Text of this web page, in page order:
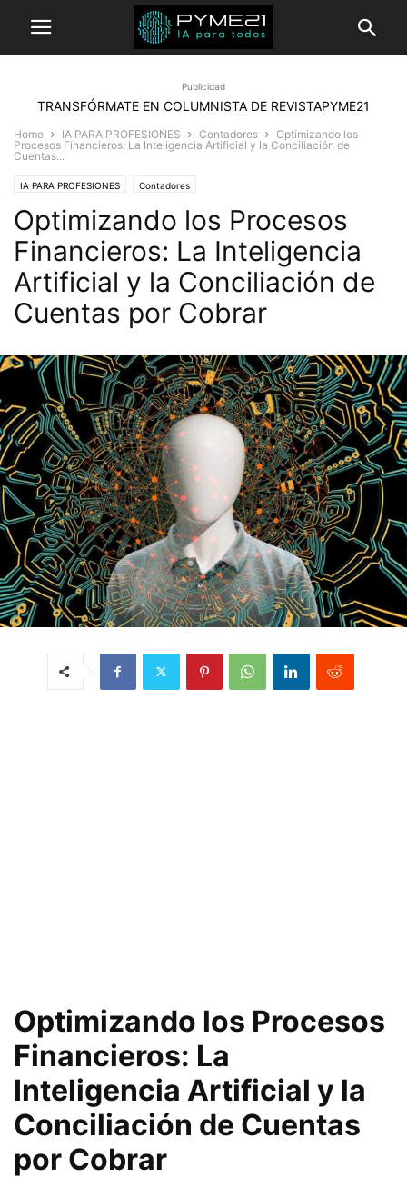
Publicidad
TRANSFÓRMATE EN COLUMNISTA DE REVISTAPYME21
Home IA PARA PROFESIONES Contadores
Optimizando los
Procesos Financieros: La Inteligencia Artificial y la Conciliación de
Cuentas...
IA PARA PROFESIONES Contadores
Optimizando los Procesos
Financieros: La Inteligencia
Artificial y la Conciliación de
Cuentas por Cobrar
Optimizando los Procesos
Financieros: La
Inteligencia Artificial y la
Conciliación de Cuentas
por Cobrar